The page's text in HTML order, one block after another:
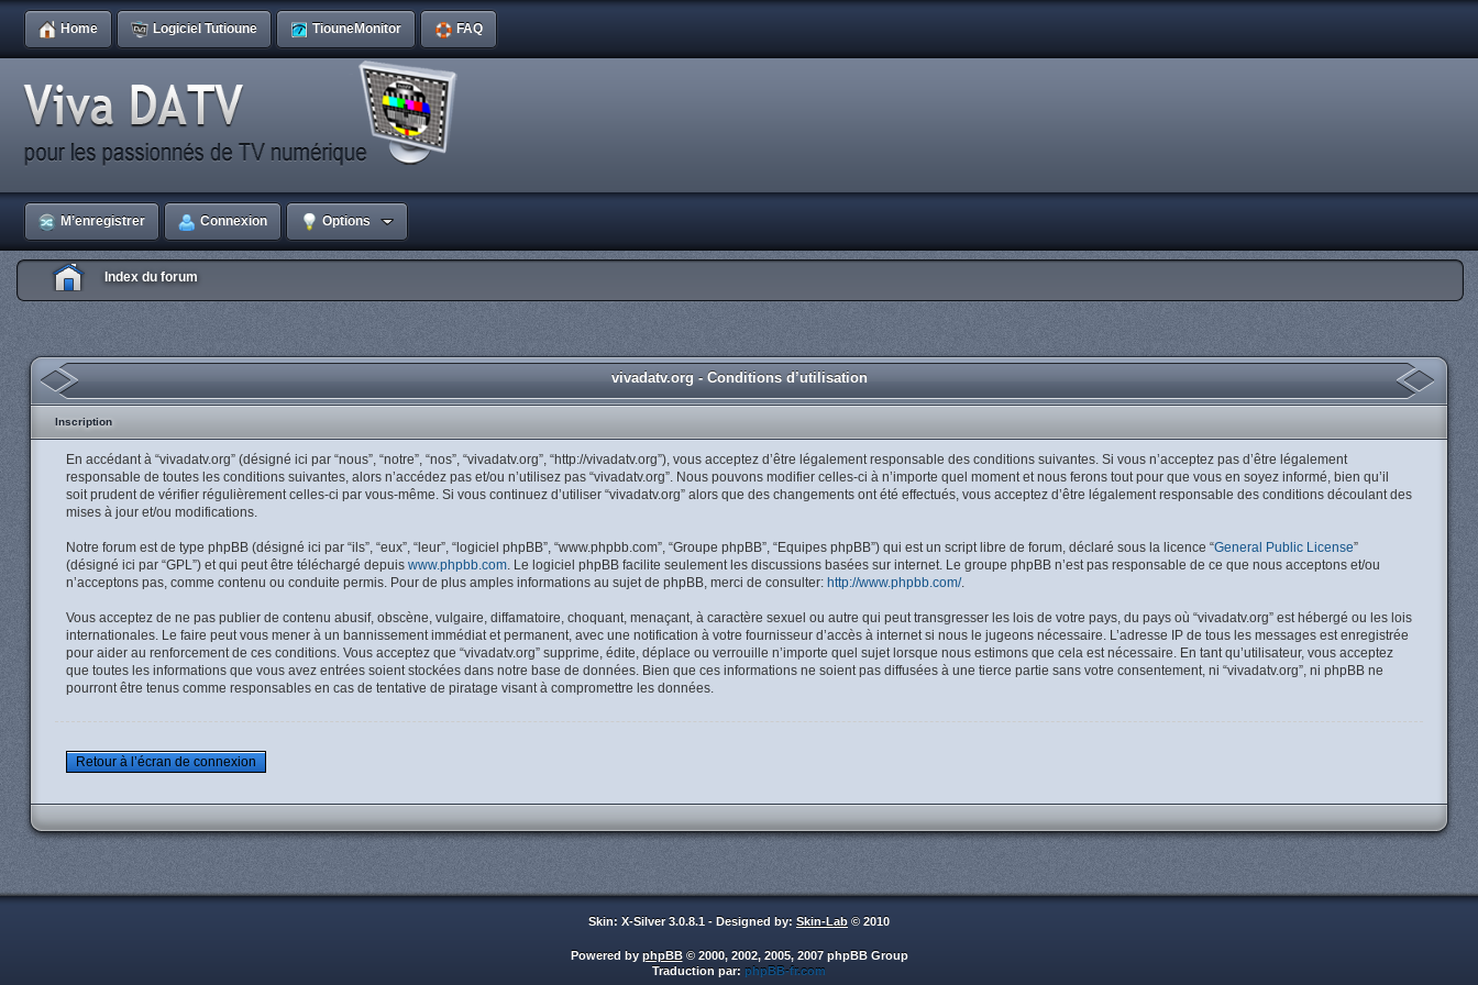
Home Logiciel Tutioune TiouneMonitor FAQ
M’enregistrer Connexion Options
Index du forum
vivadatv.org - Conditions d’utilisation
Inscription
En accédant à “vivadatv.org” (désigné ici par “nous”, “notre”, “nos”, “vivadatv.org”, “http://vivadatv.org”), vous acceptez d’être légalement responsable des conditions suivantes. Si vous n’acceptez pas d’être légalement
responsable de toutes les conditions suivantes, alors n’accédez pas et/ou n’utilisez pas “vivadatv.org”. Nous pouvons modifier celles-ci à n’importe quel moment et nous ferons tout pour que vous en soyez informé, bien qu’il
soit prudent de vérifier régulièrement celles-ci par vous-même. Si vous continuez d’utiliser “vivadatv.org” alors que des changements ont été effectués, vous acceptez d’être légalement responsable des conditions découlant des
mises à jour et/ou modifications.
Notre forum est de type phpBB (désigné ici par “ils”, “eux”, “leur”, “logiciel phpBB”, “www.phpbb.com”, “Groupe phpBB”, “Equipes phpBB”) qui est un script libre de forum, déclaré sous la licence “General Public License”
(désigné ici par “GPL”) et qui peut être téléchargé depuis www.phpbb.com. Le logiciel phpBB facilite seulement les discussions basées sur internet. Le groupe phpBB n’est pas responsable de ce que nous acceptons et/ou
n’acceptons pas, comme contenu ou conduite permis. Pour de plus amples informations au sujet de phpBB, merci de consulter: http://www.phpbb.com/.
Vous acceptez de ne pas publier de contenu abusif, obscène, vulgaire, diffamatoire, choquant, menaçant, à caractère sexuel ou autre qui peut transgresser les lois de votre pays, du pays où “vivadatv.org” est hébergé ou les lois
internationales. Le faire peut vous mener à un bannissement immédiat et permanent, avec une notification à votre fournisseur d’accès à internet si nous le jugeons nécessaire. L’adresse IP de tous les messages est enregistrée
pour aider au renforcement de ces conditions. Vous acceptez que “vivadatv.org” supprime, édite, déplace ou verrouille n’importe quel sujet lorsque nous estimons que cela est nécessaire. En tant qu’utilisateur, vous acceptez
que toutes les informations que vous avez entrées soient stockées dans notre base de données. Bien que ces informations ne soient pas diffusées à une tierce partie sans votre consentement, ni “vivadatv.org”, ni phpBB ne
pourront être tenus comme responsables en cas de tentative de piratage visant à compromettre les données.
Retour à l’écran de connexion
Skin: X-Silver 3.0.8.1 - Designed by: Skin-Lab © 2010
Powered by phpBB© 2000, 2002, 2005, 2007 phpBB Group
Traduction par: phpBB-fr.com